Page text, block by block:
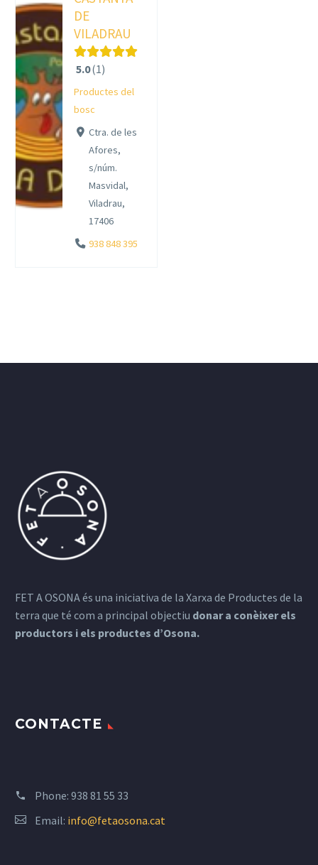
DE
VILADRAU
5.0 1
Productes del
bosc
Ctra. de les
Afores,
s/núm.
Masvidal,
Viladrau,
17406
938 848 395
FET A OSONA és una iniciativa de la Xarxa de Productes de la
terra que té com a principal objectiu donar a conèixer els
productors i els productes d’Osona.
CONTACTE
Phone: 938 81 55 33
Email: info@fetaosona.cat